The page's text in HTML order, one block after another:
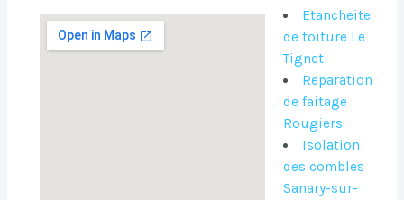
Etancheite
de toiture Le
Tignet
Reparation
de faitage
Rougiers
Isolation
des combles
Sanary-sur-